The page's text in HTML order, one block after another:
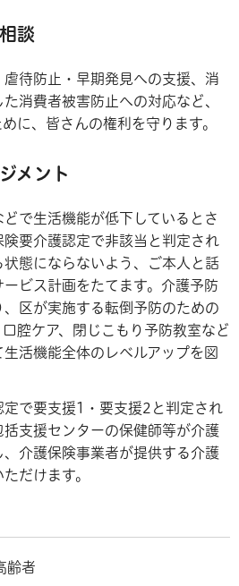
談
待防止・早期発見への支援、消
消費者被害防止への対応など、
に、皆さんの権利を守ります。
メント
で生活機能が低下しているとさ
要介護認定で非該当と判定され
態にならないよう、ご本人と話
ビス計画をたてます。介護予防
区が実施する転倒予防のための
腔ケア、閉じこもり予防教室など
活機能全体のレベルアップを図
定で要支援1・要支援2と判定され
支援センターの保健師等が介護
介護保険事業者が提供する介護
だけます。
齢者